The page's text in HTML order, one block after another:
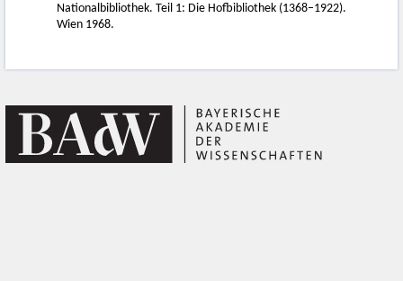
Nationalbibliothek. Teil 1: Die Hofbibliothek (1368–1922).
Wien 1968.